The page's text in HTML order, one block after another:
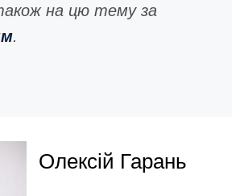
Олексій Гарань
на цю тему за
.